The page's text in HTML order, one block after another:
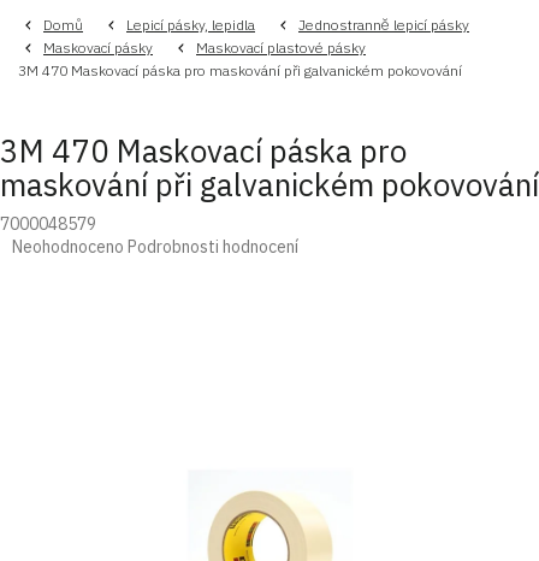
Domů Lepicí pásky, lepidla
Jednostranně lepicí pásky
Maskovací pásky
Maskovací plastové pásky
3M 470 Maskovací páska pro maskování při galvanickém pokovování
3M 470 Maskovací páska pro
maskování při galvanickém pokovování
7000048579
Průměrné
Neohodnoceno Podrobnosti hodnocení